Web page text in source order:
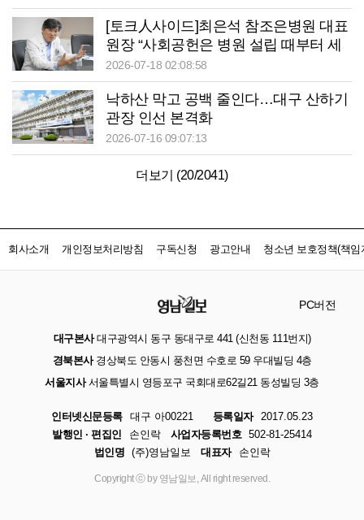
[토크人사이드]최은석 참조은병원 대표
원장 “사회공헌은 병원 설립 때부터 세
운 약속”
2026-07-18 02:08:58
낙하산 막고 공백 줄인다…대구 산하기
관장 인선 본격화
2026-07-16 09:07:13
더보기 (20/2041)
회사소개 개인정보처리방침 구독신청 광고안내 청소년 보호정책(책임
PC버전
대구본사대구광역시 동구 동대구로 441 (신천동 111번지)
경북본사경상북도 안동시 풍천면 수호로 59 우대빌딩 4층
서울지사서울특별시 영등포구 국회대로62길21 동성빌딩 3층
인터넷신문등록 대구 아00221 등록일자
2017.05.23
발행인 · 편집인
손인락 사업자등록번호 502-81-25414
법인명 (주)영남일보 대표자 손인락
Copyright ⓒ by 영남일보, All right reserved.